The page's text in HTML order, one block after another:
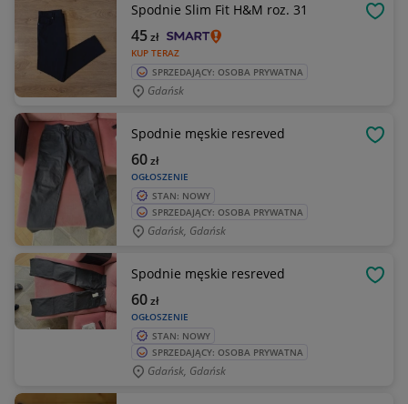
Spodnie Slim Fit H&M roz. 31
KUP TERAZ
45zł
SPRZEDAJĄCY: OSOBA PRYWATNA
Gdańsk
Spodnie męskie resreved
OGŁOSZENIE
60zł
STAN: NOWY
SPRZEDAJĄCY: OSOBA PRYWATNA
Gdańsk, Gdańsk
Spodnie męskie resreved
OGŁOSZENIE
60zł
STAN: NOWY
SPRZEDAJĄCY: OSOBA PRYWATNA
Gdańsk, Gdańsk